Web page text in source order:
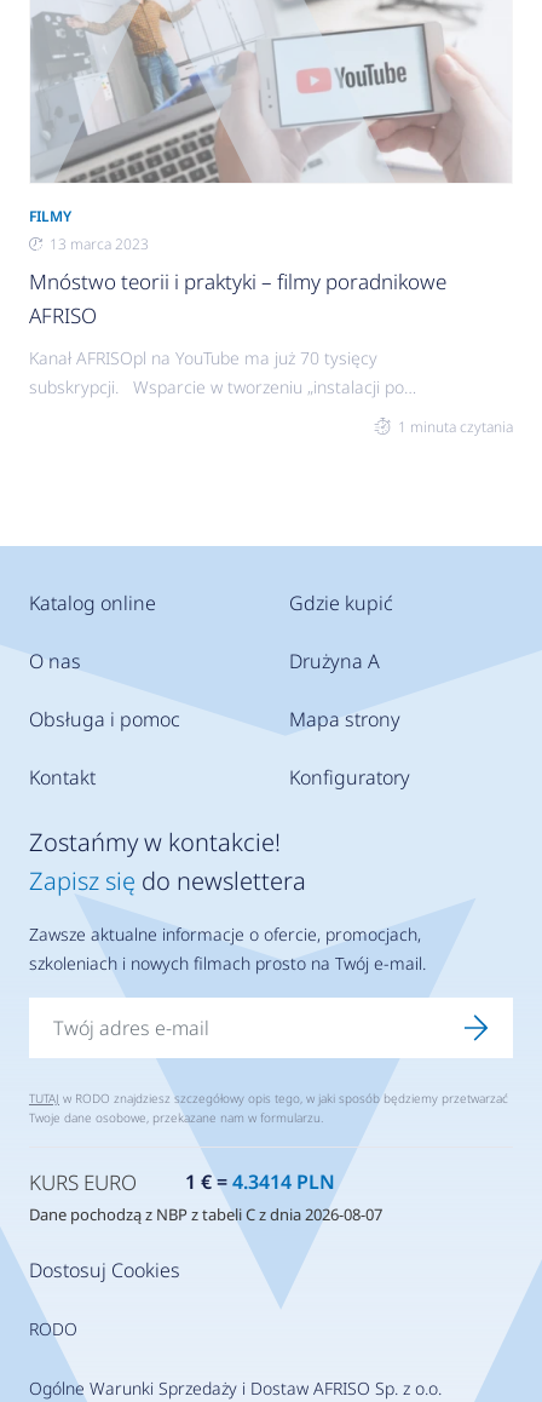
FILMY
13 marca 2023
Mnóstwo teorii i praktyki – filmy poradnikowe
AFRISO
Kanał AFRISOpl na YouTube ma już 70 tysięcy
subskrypcji. Wsparcie w tworzeniu „instalacji pod
wybrać produkty, pokazujemy
1 minuta czytania
Katalog online
O nas
Obsługa i pomoc
Kontakt
Gdzie kupić
Drużyna A
Mapa strony
Konfiguratory
Dostosuj Cookies
RODO
Ogólne Warunki Sprzedaży i Dostaw AFRISO Sp. z o.o.
Zostańmy w kontakcie!
Zapisz się do newslettera
Zawsze aktualne informacje o ofercie, promocjach,
szkoleniach i nowych filmach prosto na Twój e-mail.
TUTAJ w RODO znajdziesz szczegółowy opis tego, w jaki sposób będziemy przetwarzać
Twoje dane osobowe, przekazane nam w formularzu.
KURS EURO 1 € =4.3414 PLN
Dane pochodzą z NBP z tabeli C z dnia 2026-08-07